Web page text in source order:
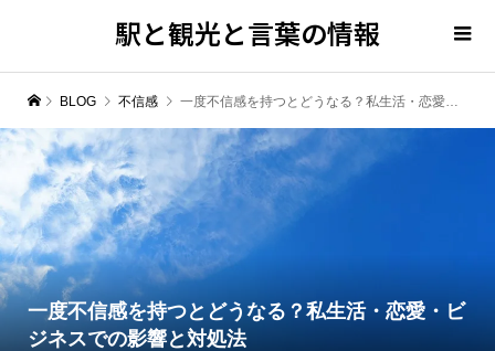
駅と観光と言葉の情報
BLOG 不信感 一度不信感を持つとどうなる？私生活・恋愛・ビジネスでの影響と対処法
一度不信感を持つとどうなる？私生活・恋愛・ビ
ジネスでの影響と対処法